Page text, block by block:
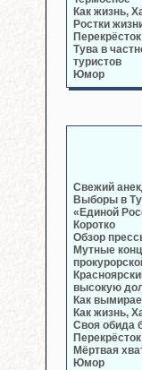
Как жизнь,
Ростки
Тува в
туристов
Юмор
Свежий
Выборы в
«Единой
Коротко
Обзор
Мутные
высокую
Как
Как жизнь,
Своя обида
Мёртвая
Юмор